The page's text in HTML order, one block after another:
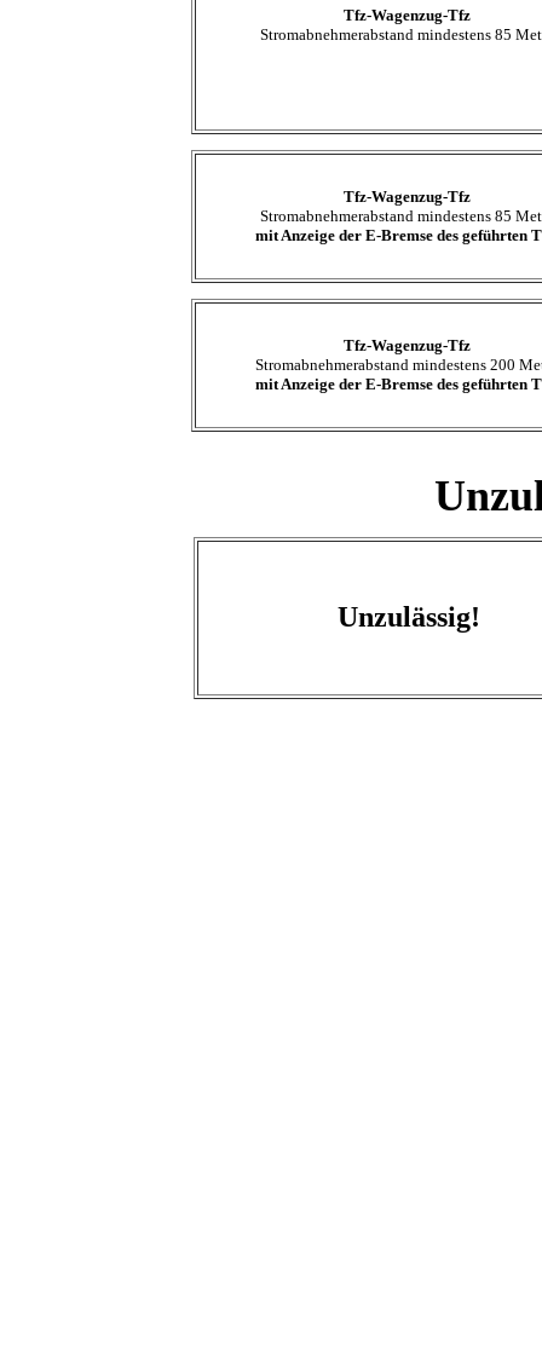
Tfz-Wagenzug-Tfz
Stromabnehmerabstand mindestens 85
Tfz-Wagenzug-Tfz
Stromabnehmerabstand mindestens 85
mit Anzeige der E-Bremse des geführten
Tfz-Wagenzug-Tfz
Stromabnehmerabstand mindestens 200
mit Anzeige der E-Bremse des geführten
Unzulässig!